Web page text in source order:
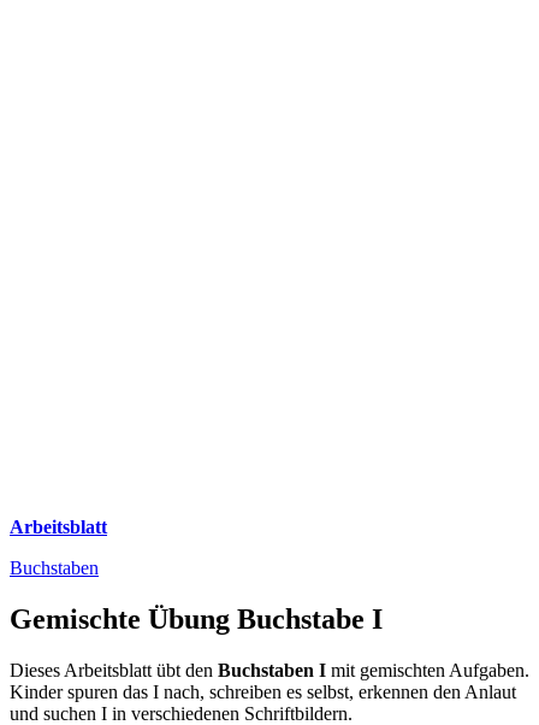
Arbeitsblatt
Buchstaben
Gemischte Übung Buchstabe I
Dieses Arbeitsblatt übt den Buchstaben I mit gemischten Aufgaben.
Kinder spuren das I nach, schreiben es selbst, erkennen den Anlaut
und suchen I in verschiedenen Schriftbildern.